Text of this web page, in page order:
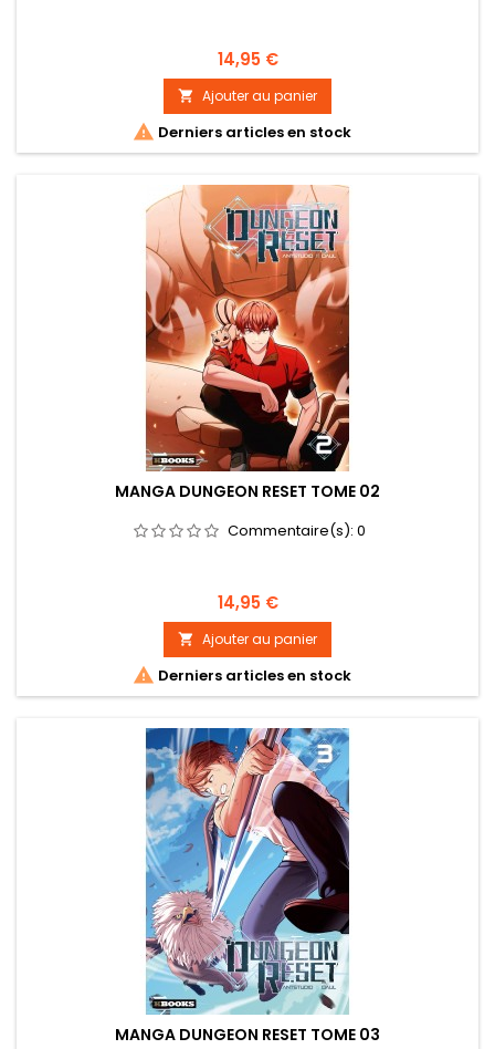
Prix
14,95 €
 Ajouter au panier
 Derniers articles en stock
MANGA DUNGEON RESET TOME 02
Commentaire(s): 0
Prix
14,95 €
 Ajouter au panier
 Derniers articles en stock
MANGA DUNGEON RESET TOME 03